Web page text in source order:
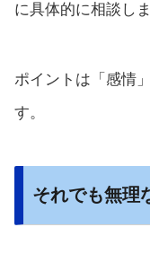
に具体的に相談し
ポイントは「感情
す。
それでも無理